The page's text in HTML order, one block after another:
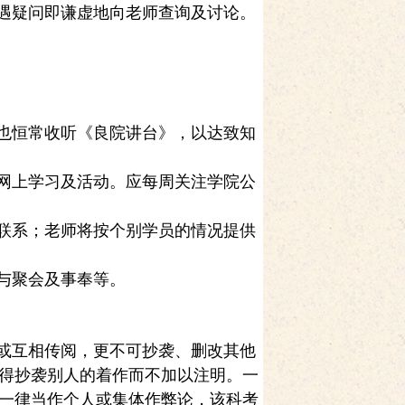
问即谦虚地向老师查询及讨论。
恒常收听《良院讲台》，以达致知
上学习及活动。应每周关注学院公
系；老师将按个别学员的情况提供
会及事奉等。
互相传阅，更不可抄袭、删改其他
抄袭别人的着作而不加以注明。一
律当作个人或集体作弊论，该科考